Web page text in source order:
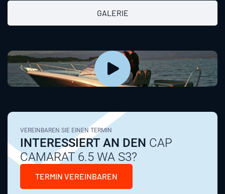
GALERIE
VEREINBAREN SIE EINEN TERMIN
INTERESSIERT AN DEN CAP
CAMARAT 6.5 WA S3?
TERMIN VEREINBAREN